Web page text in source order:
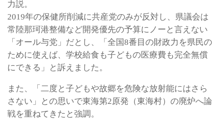
力説。
2019年の保健所削減に共産党のみが反対し、県議会は
常陸那珂港整備など開発優先の予算にノーと言えない
「オール与党」だとし、「全国8番目の財政力を県民の
ために使えば、学校給食も子どもの医療費も完全無償
にできる」と訴えました。
また、「二度と子どもや故郷を危険な放射能にはさら
さない」との思いで東海第2原発（東海村）の廃炉へ論
戦を重ねてきたと強調。